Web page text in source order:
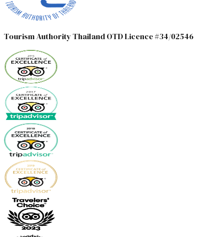
Tourism Authority Thailand OTD Licence #34/02546